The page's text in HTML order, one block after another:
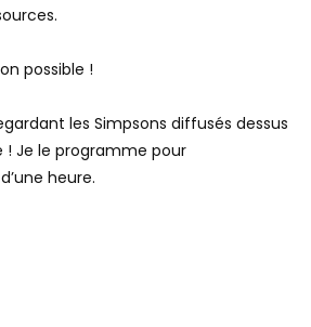
possible !
les Simpsons diffusés dessus
Je le programme pour
heure.